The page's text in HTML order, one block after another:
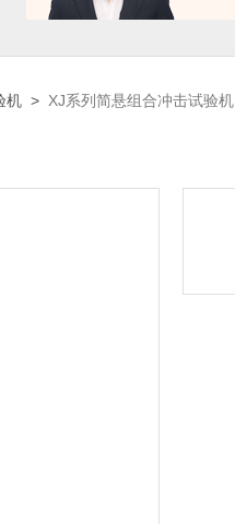
机 > XJ系列简悬组合冲击试验机